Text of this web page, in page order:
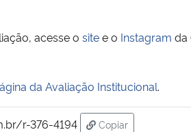
acesse o sitee o Instagram da
da Avaliação Institucional.
r-376-4194
Copiar